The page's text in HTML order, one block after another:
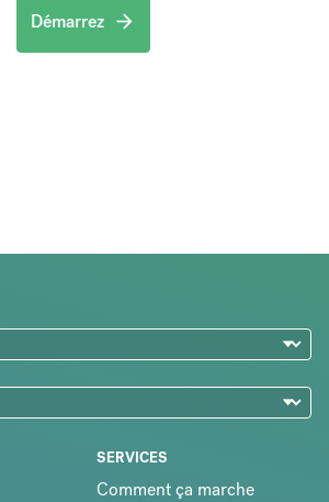
Démarrez
SERVICES
Comment ça marche